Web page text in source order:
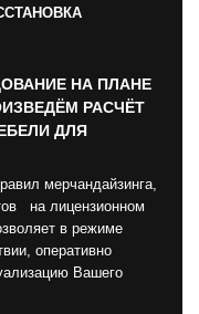
НА ПЛАНЕ
РАСЧЁТ
ДЛЯ
мерчандайзинга,
на лицензионном
в режиме
оперативно
Вашего